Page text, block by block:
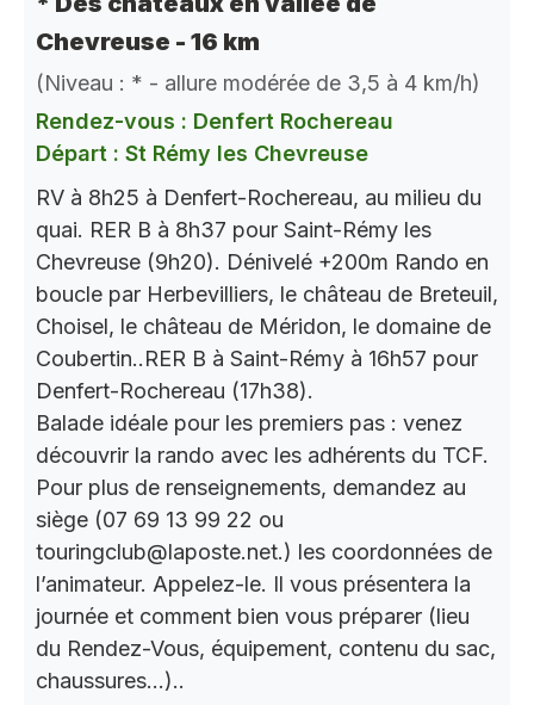
Chevreuse - 16 km
(Niveau : * - allure modérée de 3,5 à 4 km/h)
Rendez-vous : Denfert Rochereau
Départ : St Rémy les Chevreuse
RV à 8h25 à Denfert-Rochereau, au milieu du
quai. RER B à 8h37 pour Saint-Rémy les
Chevreuse (9h20). Dénivelé +200m Rando en
boucle par Herbevilliers, le château de Breteuil,
Choisel, le château de Méridon, le domaine de
Coubertin..RER B à Saint-Rémy à 16h57 pour
Denfert-Rochereau (17h38).
Balade idéale pour les premiers pas : venez
découvrir la rando avec les adhérents du TCF.
Pour plus de renseignements, demandez au
siège (07 69 13 99 22 ou
touringclub@laposte.net.) les coordonnées de
l’animateur. Appelez-le. Il vous présentera la
journée et comment bien vous préparer (lieu
du Rendez-Vous, équipement, contenu du sac,
chaussures…)..